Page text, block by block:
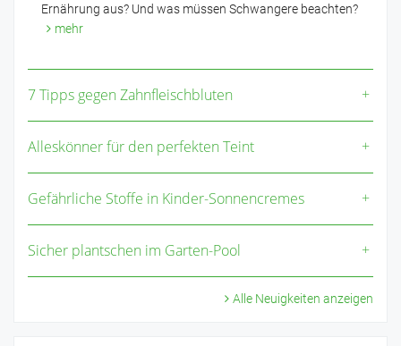
Ernährung aus? Und was müssen Schwangere beachten?
mehr
7 Tipps gegen Zahnfleischbluten
Alleskönner für den perfekten Teint
Gefährliche Stoffe in Kinder-Sonnencremes
Sicher plantschen im Garten-Pool
Alle Neuigkeiten anzeigen